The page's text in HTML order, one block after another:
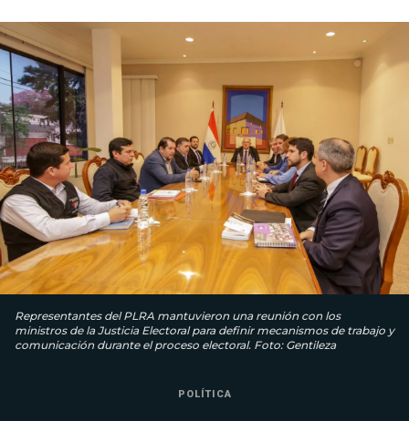
Representantes del PLRA mantuvieron una reunión con los
ministros de la Justicia Electoral para definir mecanismos de trabajo y
comunicación durante el proceso electoral. Foto: Gentileza
POLÍTICA